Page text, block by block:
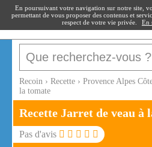
recoin.fr
Recoin › Recette › Provence Alpes
la tomate
Recette Jarret de veau à
Pas d'avis
En poursuivant votre navigation sur notre site,
permettant de vous proposer des contenus et
respect de votre vie privée.
En